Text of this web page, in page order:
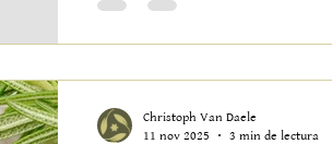
conversación que no tiene
Christoph Van Daele
11 nov 2025
3 min de lectura